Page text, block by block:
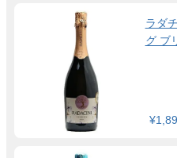
ラダ
グ ブ